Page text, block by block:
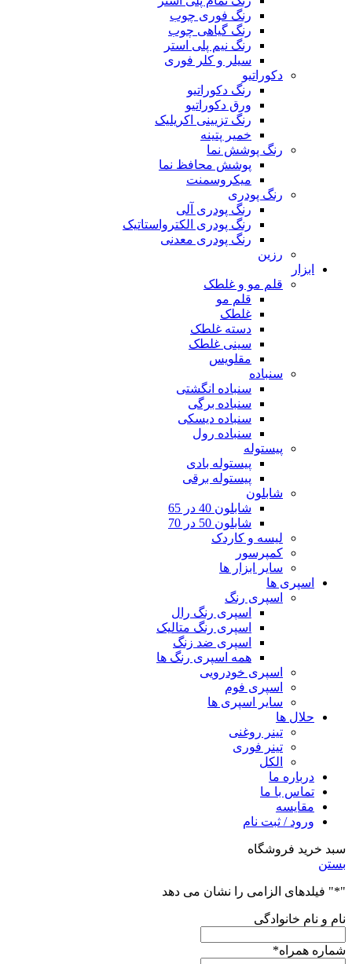
رنگ فوری چوب
رنگ گیاهی چوب
رنگ نیم پلی استر
سیلر و کلر فوری
دکوراتیو
رنگ دکوراتیو
ورق دکوراتیو
رنگ تزیینی اکریلیک
خمیر پتینه
رنگ پوشش نما
پوشش محافظ نما
میکروسمنت
رنگ پودری
رنگ پودری آلی
رنگ پودری الکترواستاتیک
رنگ پودری معدنی
رزین
ابزار
قلم مو و غلطک
قلم مو
غلطک
دسته غلطک
سینی غلطک
مقلویس
سنباده
سنباده انگشتی
سنباده برگی
سنباده دیسکی
سنباده رول
پیستوله
پیستوله بادی
پیستوله برقی
شابلون
شابلون 40 در 65
شابلون 50 در 70
لیسه و کاردک
کمپرسور
سایر ابزار ها
اسپری ها
اسپری رنگ
اسپری رنگ رال
اسپری رنگ متالیک
اسپری ضد زنگ
همه اسپری رنگ ها
اسپری خودرویی
اسپری فوم
سایر اسپری ها
حلال ها
تینر روغنی
تینر فوری
الکل
درباره ما
تماس با ما
مقایسه
ورود / ثبت نام
سبد خرید فروشگاه
بستن
"
*" فیلدهای الزامی را نشان می دهد
نام و نام خانوادگی
شماره همراه*